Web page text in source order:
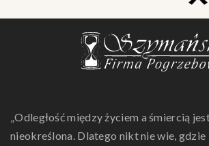
„Odległość między życiem a śmiercią
nieokreślona. Dlatego nikt nie wie, gdzie